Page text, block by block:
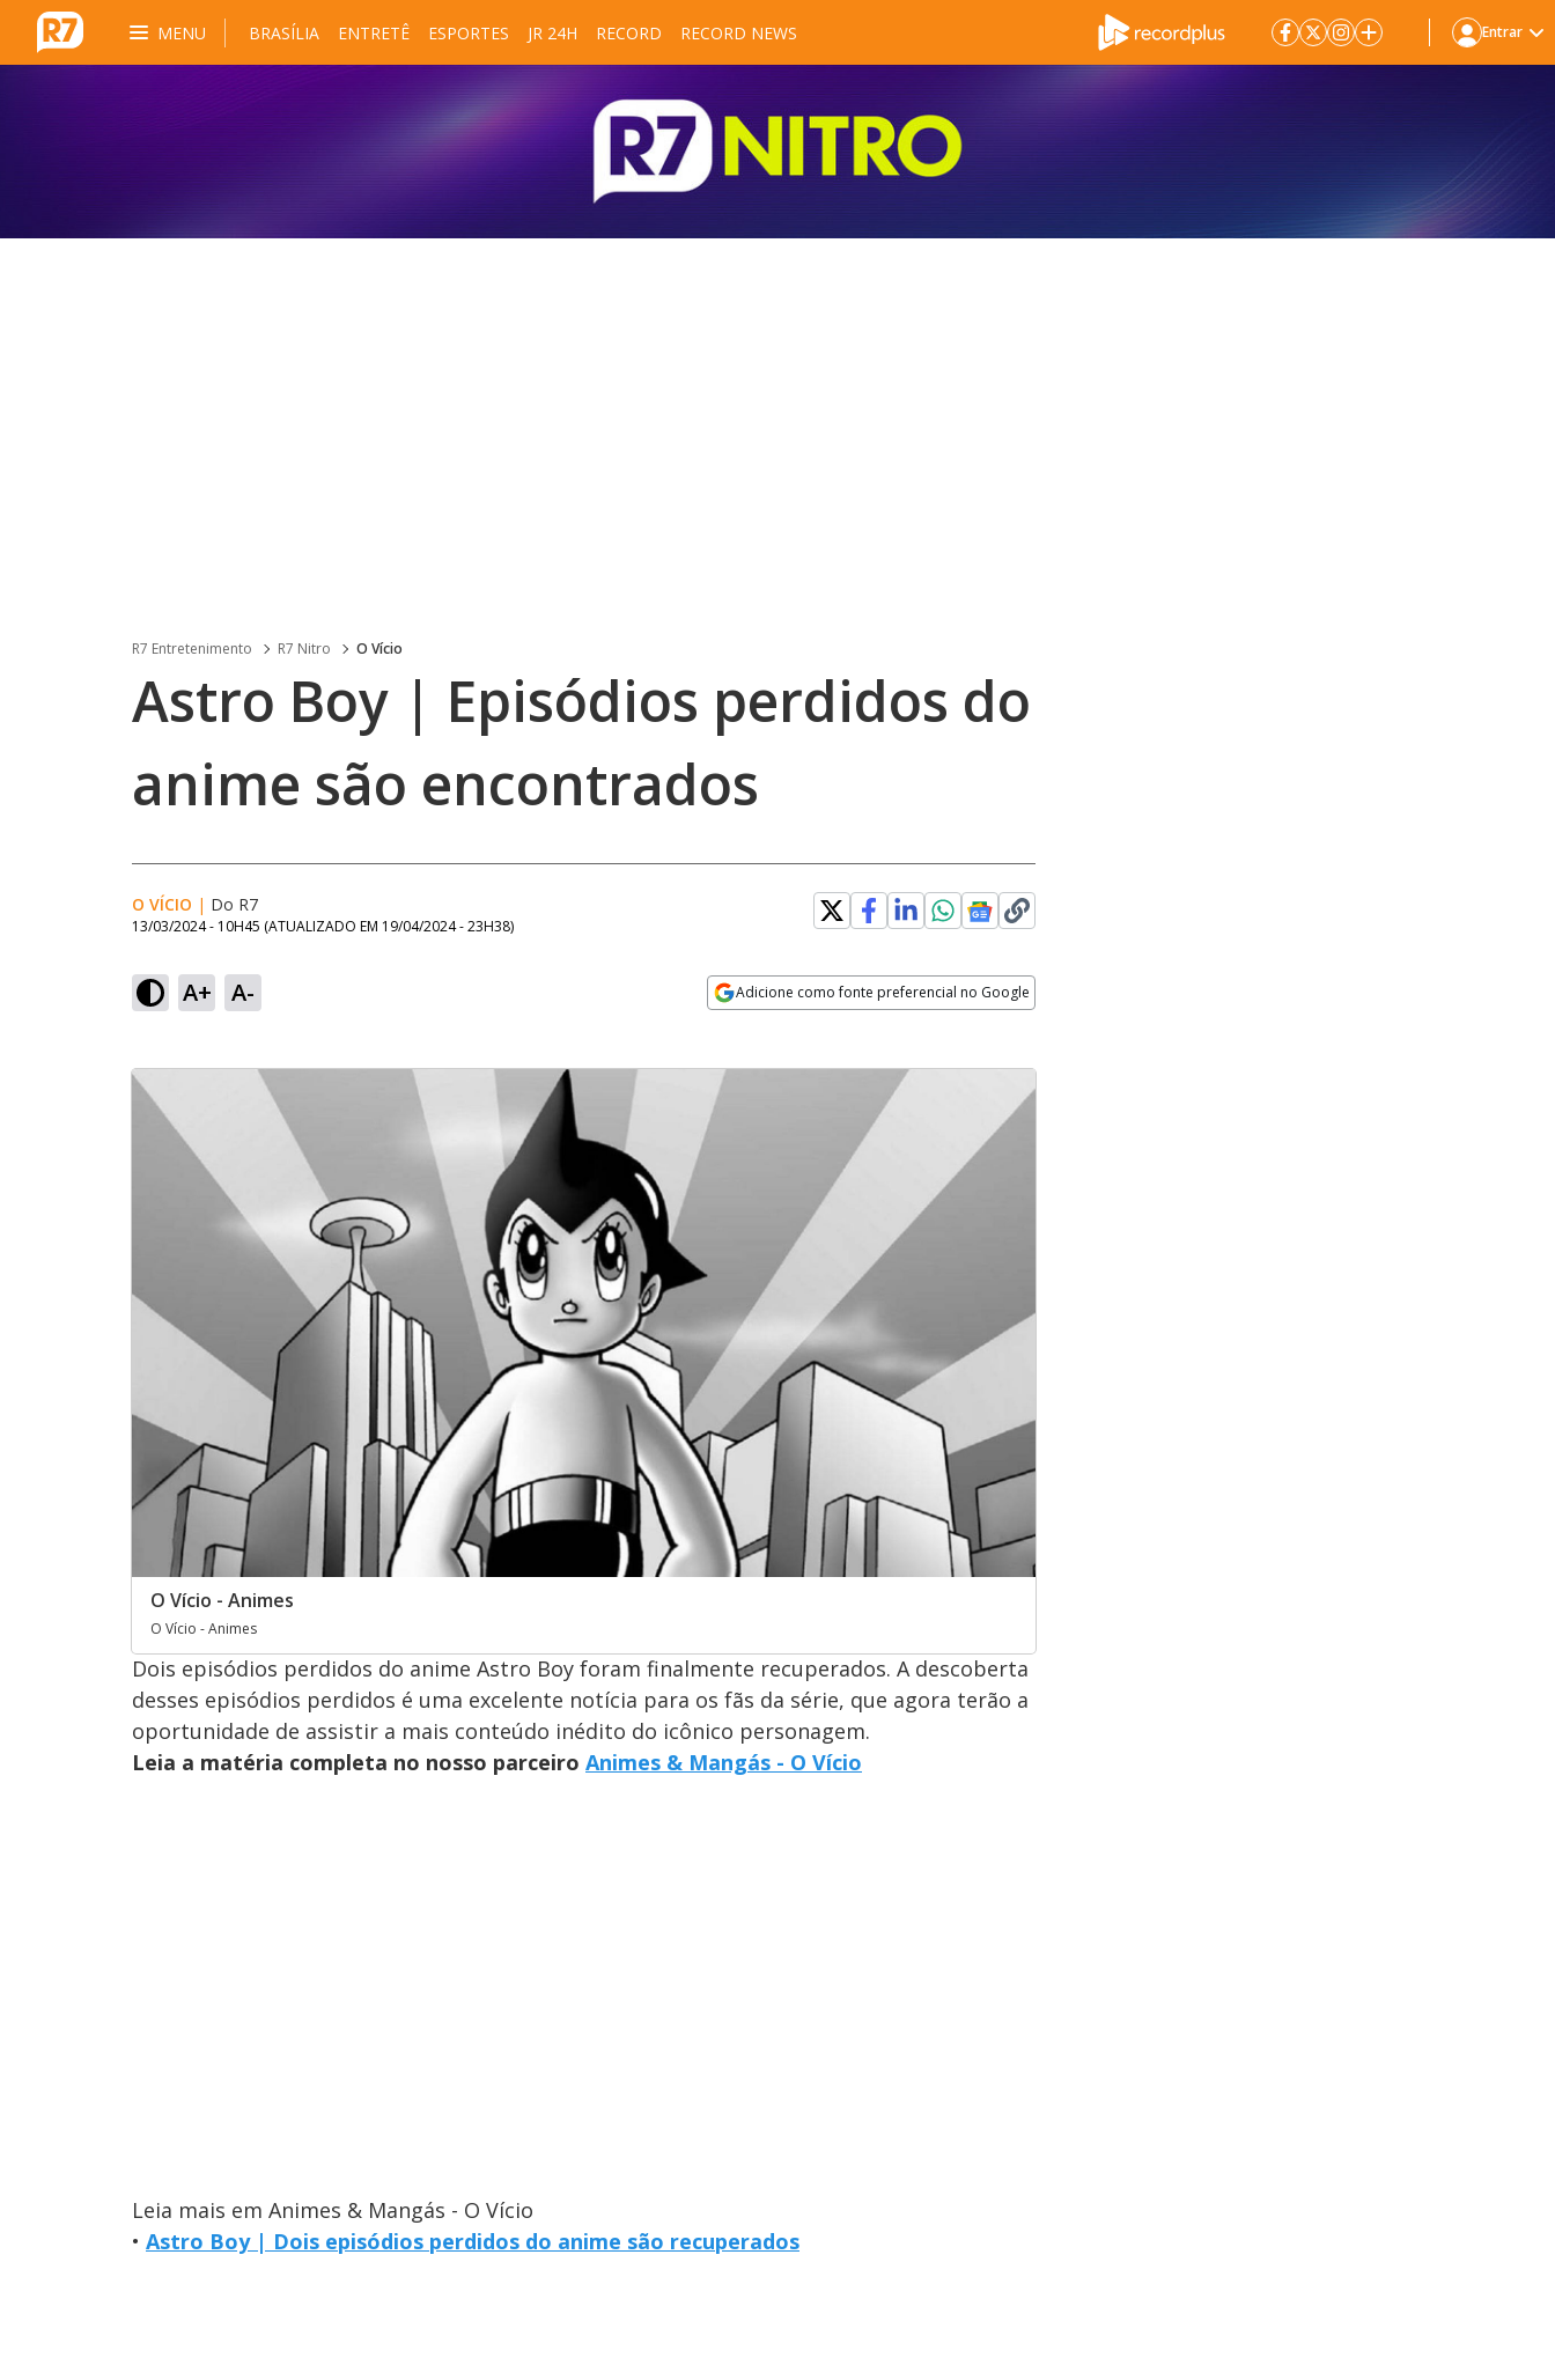
MENU BRASÍLIA ENTRETÊ ESPORTES JR 24H RECORD RECORD NEWS Entrar
R7 Entretenimento R7 Nitro O Vício
Astro Boy | Episódios perdidos do
anime são encontrados
O VÍCIO | Do R7
13/03/2024 - 10H45 (ATUALIZADO EM 19/04/2024 - 23H38)
A+ A- Adicione como fonte preferencial no Google
O Vício - Animes
O Vício - Animes
Dois episódios perdidos do anime Astro Boy foram finalmente recuperados. A descoberta
desses episódios perdidos é uma excelente notícia para os fãs da série, que agora terão a
oportunidade de assistir a mais conteúdo inédito do icônico personagem.
Leia a matéria completa no nosso parceiro Animes & Mangás - O Vício
Leia mais em Animes & Mangás - O Vício
• Astro Boy | Dois episódios perdidos do anime são recuperados